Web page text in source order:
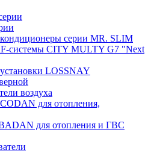
серии MR. SLIM
системы CITY MULTY G7 "Next
LOSSNAY
воздуха
для отопления,
для отопления и ГВС